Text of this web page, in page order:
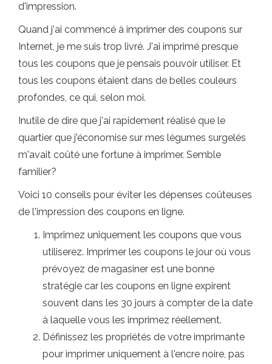
d'impression.
Quand j'ai commencé à imprimer des coupons sur
Internet, je me suis trop livré. J'ai imprimé presque
tous les coupons que je pensais pouvoir utiliser. Et
tous les coupons étaient dans de belles couleurs
profondes, ce qui, selon moi.
Inutile de dire que j'ai rapidement réalisé que le
quartier que j'économise sur mes légumes surgelés
m'avait coûté une fortune à imprimer. Semble
familier?
Voici 10 conseils pour éviter les dépenses coûteuses
de l'impression des coupons en ligne.
Imprimez uniquement les coupons que vous
utiliserez. Imprimer les coupons le jour où vous
prévoyez de magasiner est une bonne
stratégie car les coupons en ligne expirent
souvent dans les 30 jours à compter de la date
à laquelle vous les imprimez réellement.
Définissez les propriétés de votre imprimante
pour imprimer uniquement à l'encre noire, pas